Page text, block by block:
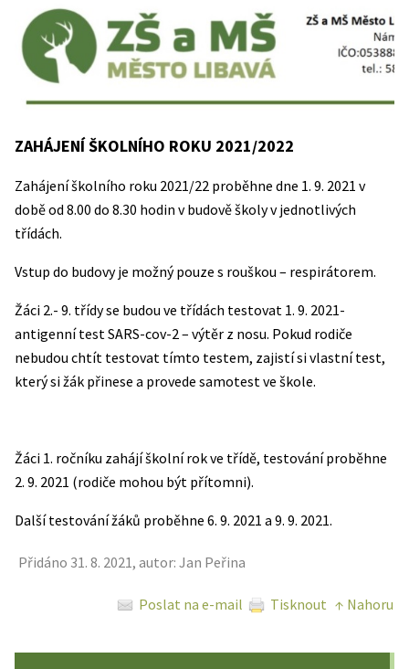
ZAHÁJENÍ ŠKOLNÍHO ROKU 2021/2022
Zahájení školního roku 2021/22 proběhne dne 1. 9. 2021 v
době od 8.00 do 8.30 hodin v budově školy v jednotlivých
třídách.
Vstup do budovy je možný pouze s rouškou – respirátorem.
Žáci 2.- 9. třídy se budou ve třídách testovat 1. 9. 2021-
antigenní test SARS-cov-2 – výtěr z nosu. Pokud rodiče
nebudou chtít testovat tímto testem, zajistí si vlastní test,
který si žák přinese a provede samotest ve škole.
Žáci 1. ročníku zahájí školní rok ve třídě, testování proběhne
2. 9. 2021 (rodiče mohou být přítomni).
Další testování žáků proběhne 6. 9. 2021 a 9. 9. 2021.
Přidáno 31. 8. 2021, autor: Jan Peřina
Poslat na e-mail Tisknout ↑ Nahoru